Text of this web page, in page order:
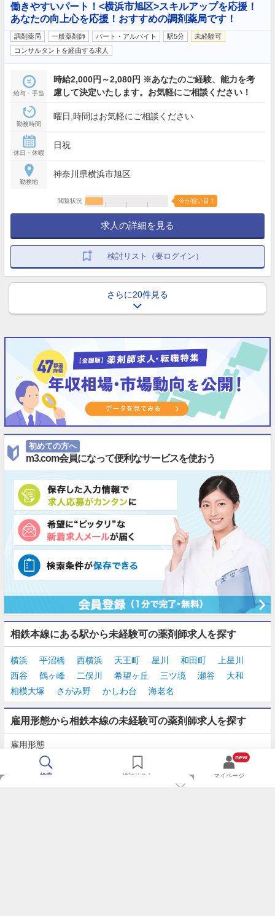
働きやすいパート！<横浜市旭区>スキルアップを応援！
あなたの向上心を応援！おすすめの調剤薬局です！
調剤薬局 一般薬剤師 パート・アルバイト 駅5分
未経験可
コンサルタントを経由する求人
給与・手当
時給2,000円～2,080円 ※あなたのご経験、能力を考
慮して決定いたします。お気軽にご相談ください！
勤務時間
曜日,時間はお気軽にご相談ください
休日・休暇
日祝
勤務地
神奈川県横浜市旭区
閲覧状況 今が狙い目！
求人の詳細を見る
検討リスト（要ログイン）
さらに20件見る
初めての方へ
m3.com会員になって便利なサービスを使おう
相鉄本線にある駅から未経験可の薬剤師求人を探す
横浜 平沼橋 西横浜 天王町 星川 和田町
上星川
西谷
鶴ヶ峰 二俣川 希望ヶ丘 三ツ境 瀬谷
大和
相模大塚
さがみ野 かしわ台 海老名
雇用形態から相鉄本線の未経験可の薬剤師求人を探す
雇用形態
契約社員 パート・アルバイト
検索 検討リスト
new
マイページ